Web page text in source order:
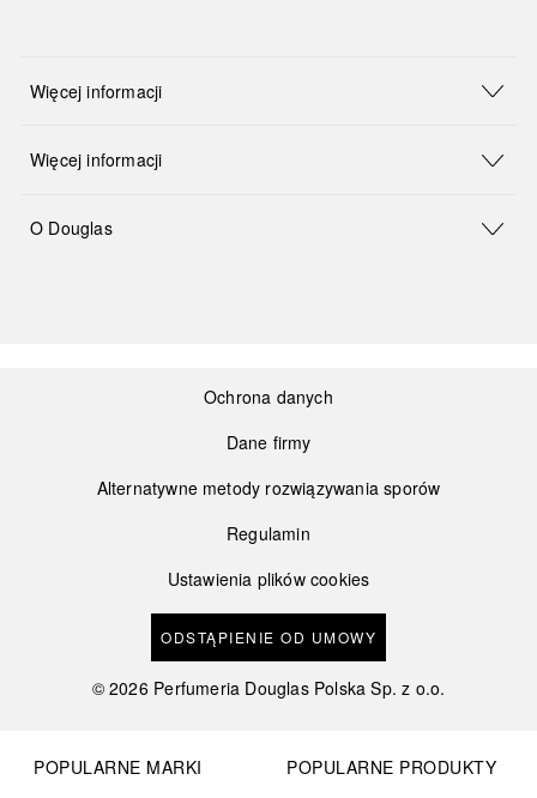
Więcej informacji
Więcej informacji
O Douglas
Ochrona danych
Dane firmy
Alternatywne metody rozwiązywania sporów
Regulamin
Ustawienia plików cookies
ODSTĄPIENIE OD UMOWY
©2026 Perfumeria Douglas Polska Sp. z o.o.
POPULARNE MARKI
POPULARNE PRODUKTY